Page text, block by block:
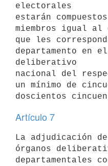
electorales
estarán
miembros igual al
que les
departamento en
deliberativo
nacional del
un mínimo de
Artículo 7
La adjudicación
órganos
departamentales